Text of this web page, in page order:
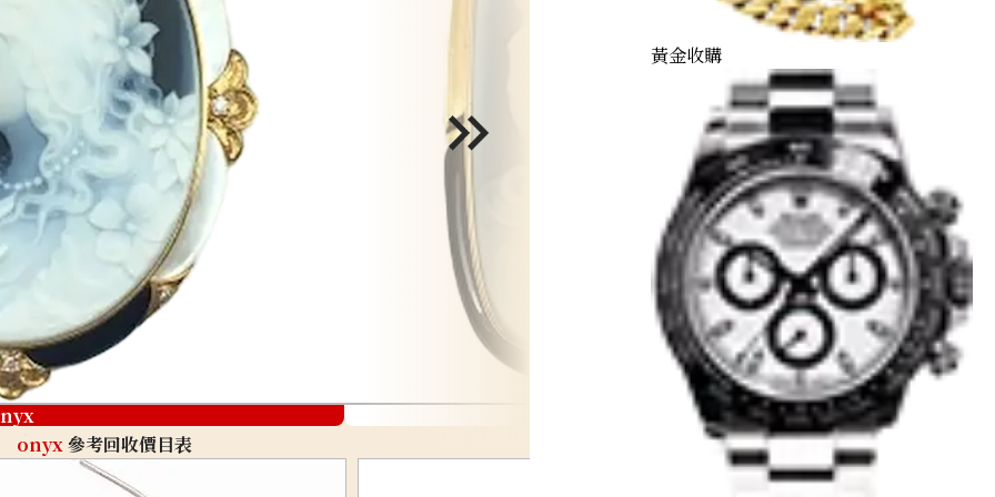
onyx-brooch
onyx參考回收價目表
黃金收購